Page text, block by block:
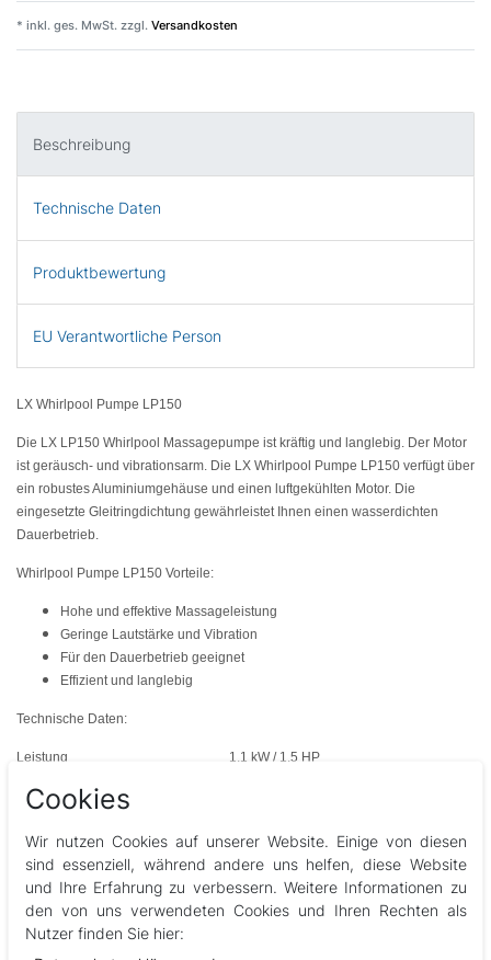
* inkl. ges. MwSt. zzgl. Versandkosten
Beschreibung
Technische Daten
Produktbewertung
EU Verantwortliche Person
LX Whirlpool Pumpe LP150
Die LX LP150 Whirlpool Massagepumpe ist kräftig und langlebig. Der Motor
ist geräusch- und vibrationsarm. Die LX Whirlpool Pumpe LP150 verfügt über
ein robustes Aluminiumgehäuse und einen luftgekühlten Motor. Die
eingesetzte Gleitringdichtung gewährleistet Ihnen einen wasserdichten
Dauerbetrieb.
Whirlpool Pumpe LP150 Vorteile:
Hohe und effektive Massageleistung
Geringe Lautstärke und Vibration
Für den Dauerbetrieb geeignet
Effizient und langlebig
Technische Daten:
Leistung 1,1 kW / 1,5 HP
Max. Förderhöhe
Anschluss
60,3 oder 63 mm
Spannung / Frequenz (High Speed) 230 V / 50Hz
Gewicht
14,8 kg
Wasseranschluss: 2 Zoll System (US)
Cookies
Wir nutzen Cookies auf unserer Website. Einige von diesen
sind essenziell, während andere uns helfen, diese Website
und Ihre Erfahrung zu verbessern. Weitere Informationen zu
den von uns verwendeten Cookies und Ihren Rechten als
Nutzer finden Sie hier: